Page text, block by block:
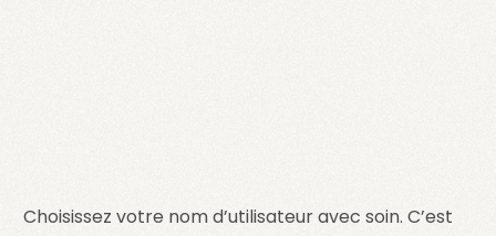
Choisissez votre nom d’utilisateur avec soin. C’est